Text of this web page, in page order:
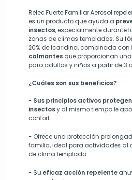
Relec Fuerte Familiar Aerosol
es un producto que ayuda a
insectos, especialmente durante
zonas de climas templados. Su
20% de icaridina, combinada con
calmantes que proporcionan
para adultos y niños a partir de 3
¿Cuáles son sus beneficios?
- Sus principios activos
insectosy al mismo tiempo le
confort.
- Ofrece una protección
familia, ideal para actividades al
de clima templado.
- Su eficaz acción repelente